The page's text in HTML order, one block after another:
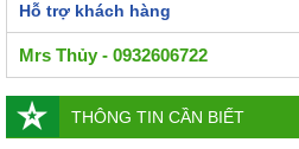
Hỗ trợ khách hàng
Mrs Thủy - 0932606722
THÔNG TIN CẦN BIẾT